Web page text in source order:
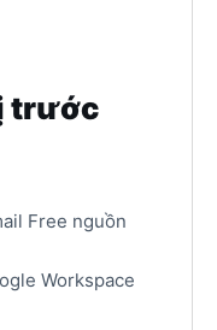
trước
Free nguồn
Workspace